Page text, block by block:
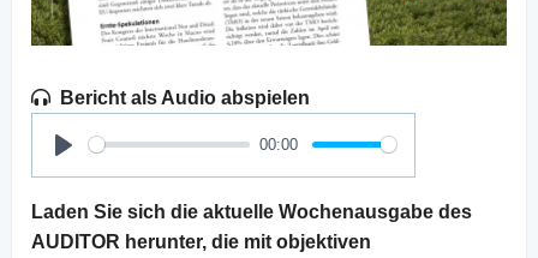
Bericht als Audio abspielen
Play
00:00
Laden Sie sich die aktuelle Wochenausgabe des
AUDITOR herunter, die mit objektiven